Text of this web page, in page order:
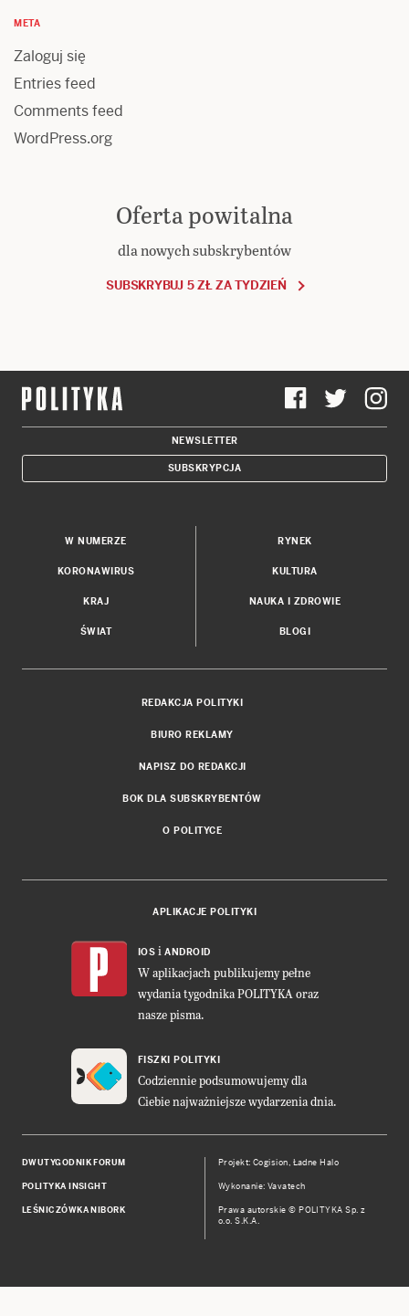
META
Zaloguj się
Entries feed
Comments feed
WordPress.org
Oferta powitalna
dla nowych subskrybentów
SUBSKRYBUJ 5 ZŁ ZA TYDZIEŃ
NEWSLETTER
SUBSKRYPCJA
W NUMERZE
KORONAWIRUS
KRAJ
ŚWIAT
RYNEK
KULTURA
NAUKA I ZDROWIE
BLOGI
REDAKCJA POLITYKI
BIURO REKLAMY
NAPISZ DO REDAKCJI
BOK DLA SUBSKRYBENTÓW
O POLITYCE
APLIKACJE POLITYKI
IOS i ANDROID
W aplikacjach publikujemy pełne
wydania tygodnika POLITYKA oraz
nasze pisma.
FISZKI POLITYKI
Codziennie podsumowujemy dla
Ciebie najważniejsze wydarzenia dnia.
DWUTYGODNIK FORUM
POLITYKA INSIGHT
LEŚNICZÓWKA NIBORK
Projekt:Cogision, Ładne Halo
Wykonanie: Vavatech
Prawa autorskie © POLITYKA Sp. z
o.o. S.K.A.